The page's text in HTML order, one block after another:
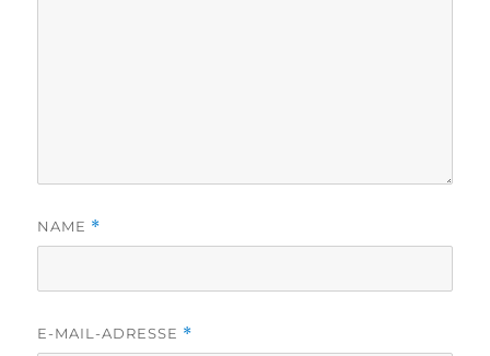
NAME *
E-MAIL-ADRESSE *